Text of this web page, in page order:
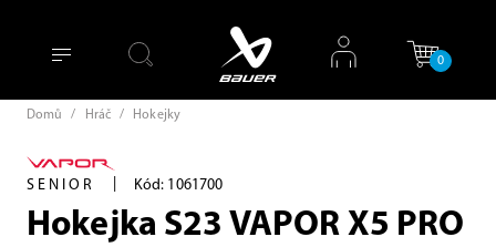
0
Domů / Hráč / Hokejky
SENIOR Kód: 1061700
Hokejka S23 VAPOR X5 PRO